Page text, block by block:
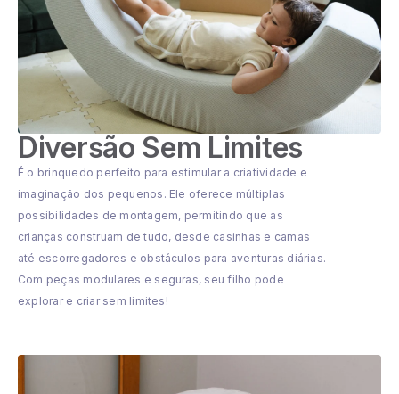
Diversão Sem Limites
É o brinquedo perfeito para estimular a criatividade e
imaginação dos pequenos. Ele oferece múltiplas
possibilidades de montagem, permitindo que as
crianças construam de tudo, desde casinhas e camas
até escorregadores e obstáculos para aventuras diárias.
Com peças modulares e seguras, seu filho pode
explorar e criar sem limites!